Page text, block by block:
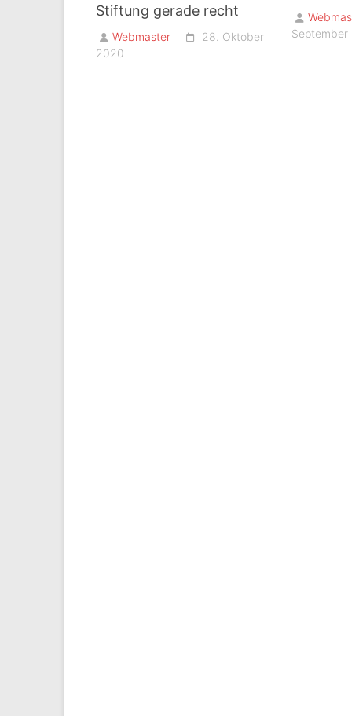
Stiftung gerade recht
Webmaster
28. Oktober
2020
September